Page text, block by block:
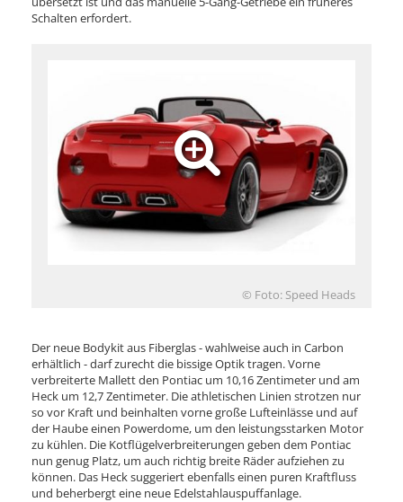
Schalten erfordert.
© Foto: Speed Heads
Der neue Bodykit aus Fiberglas - wahlweise auch in Carbon
erhältlich - darf zurecht die bissige Optik tragen. Vorne
verbreiterte Mallett den Pontiac um 10,16 Zentimeter und am
Heck um 12,7 Zentimeter. Die athletischen Linien strotzen nur
so vor Kraft und beinhalten vorne große Lufteinlässe und auf
der Haube einen Powerdome, um den leistungsstarken Motor
zu kühlen. Die Kotflügelverbreiterungen geben dem Pontiac
nun genug Platz, um auch richtig breite Räder aufziehen zu
können. Das Heck suggeriert ebenfalls einen puren Kraftfluss
und beherbergt eine neue Edelstahlauspuffanlage.